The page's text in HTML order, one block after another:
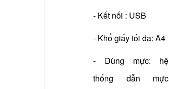
- Kết nối : USB
- Khổ giấy tối đa: A4
- Dùng mực: hệ
thống dẫn mực